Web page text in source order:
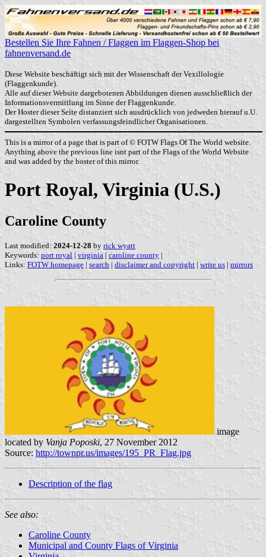
Bestellen Sie Ihre Fahnen / Flaggen im Flaggen-Shop bei
fahnenversand.de
Diese Website beschäftigt sich mit der Wissenschaft der Vexillologie
(Flaggenkunde).
Alle auf dieser Website dargebotenen Abbildungen dienen ausschließlich der
Informationsvermittlung im Sinne der Flaggenkunde.
Der Hoster dieser Seite distanziert sich ausdrücklich von jedweden hierauf u.U.
dargestellten Symbolen verfassungsfeindlicher Organisationen.
This is a mirror of a page that is part of © FOTW Flags Of The World website.
Anything above the previous line isnt part of the Flags of the World Website
and was added by the hoster of this mirror.
Port Royal, Virginia (U.S.)
Caroline County
Last modified: 2024-12-28 by rick wyatt
Keywords: port royal | virginia | caroline county |
Links: FOTW homepage | search | disclaimer and copyright | write us | mirrors
image
located by Vanja Poposki, 27 November 2012
Source: http://townpr.us/images/195_PR_Flag.jpg
Description of the flag
See also:
Caroline County
Municipal and County Flags of Virginia